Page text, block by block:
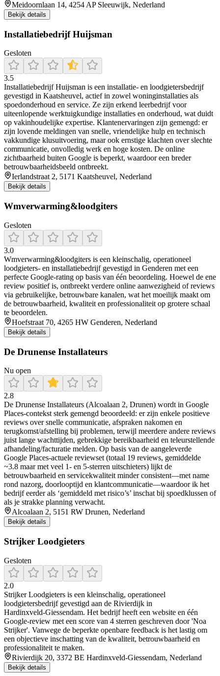
Meidoornlaan 14, 4254 AP Sleeuwijk, Nederland
Bekijk details
Installatiebedrijf Huijsman
Gesloten
3.5
Installatiebedrijf Huijsman is een installatie‑ en loodgietersbedrijf
gevestigd in Kaatsheuvel, actief in zowel woninginstallaties als
spoedonderhoud en service. Ze zijn erkend leerbedrijf voor
uiteenlopende werktuigkundige installaties en onderhoud, wat duidt
op vakinhoudelijke expertise. Klantenervaringen zijn gemengd: er
zijn lovende meldingen van snelle, vriendelijke hulp en technisch
vakkundige klusuitvoering, maar ook ernstige klachten over slechte
communicatie, onvolledig werk en hoge kosten. De online
zichtbaarheid buiten Google is beperkt, waardoor een breder
betrouwbaarheidsbeeld ontbreekt.
Ierlandstraat 2, 5171 Kaatsheuvel, Nederland
Bekijk details
Wmverwarming&loodgiters
Gesloten
3.0
Wmverwarming&loodgiters is een kleinschalig, operationeel
loodgieters- en installatiebedrijf gevestigd in Genderen met een
perfecte Google-rating op basis van één beoordeling. Hoewel de ene
review positief is, ontbreekt verdere online aanwezigheid of reviews
via gebruikelijke, betrouwbare kanalen, wat het moeilijk maakt om
de betrouwbaarheid, kwaliteit en professionaliteit op grotere schaal
te beoordelen.
Hoefstraat 70, 4265 HW Genderen, Nederland
Bekijk details
De Drunense Installateurs
Nu open
2.8
De Drunense Installateurs (Alcoalaan 2, Drunen) wordt in Google
Places-contekst sterk gemengd beoordeeld: er zijn enkele positieve
reviews over snelle communicatie, afspraken nakomen en
terugkomst/afstelling bij problemen, terwijl meerdere andere reviews
juist lange wachttijden, gebrekkige bereikbaarheid en teleurstellende
afhandeling/facturatie melden. Op basis van de aangeleverde
Google Places-actuele reviewset (totaal 19 reviews, gemiddelde
~3.8 maar met veel 1- en 5-sterren uitschieters) lijkt de
betrouwbaarheid en servicekwaliteit minder consistent—met name
rond nazorg, doorlooptijd en klantcommunicatie—waardoor ik het
bedrijf eerder als ‘gemiddeld met risico’s’ inschat bij spoedklussen of
als je strakke planning verwacht.
Alcoalaan 2, 5151 RW Drunen, Nederland
Bekijk details
Strijker Loodgieters
Gesloten
2.0
Strijker Loodgieters is een kleinschalig, operationeel
loodgietersbedrijf gevestigd aan de Rivierdijk in
Hardinxveld‑Giessendam. Het bedrijf heeft een website en één
Google‑review met een score van 4 sterren geschreven door 'Noa
Strijker'. Vanwege de beperkte openbare feedback is het lastig om
een objectieve inschatting van de kwaliteit, betrouwbaarheid en
professionaliteit te maken.
Rivierdijk 20, 3372 BE Hardinxveld-Giessendam, Nederland
Bekijk details